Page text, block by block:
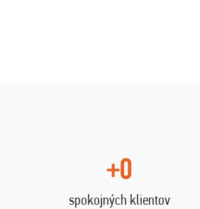
+0
spokojných klientov